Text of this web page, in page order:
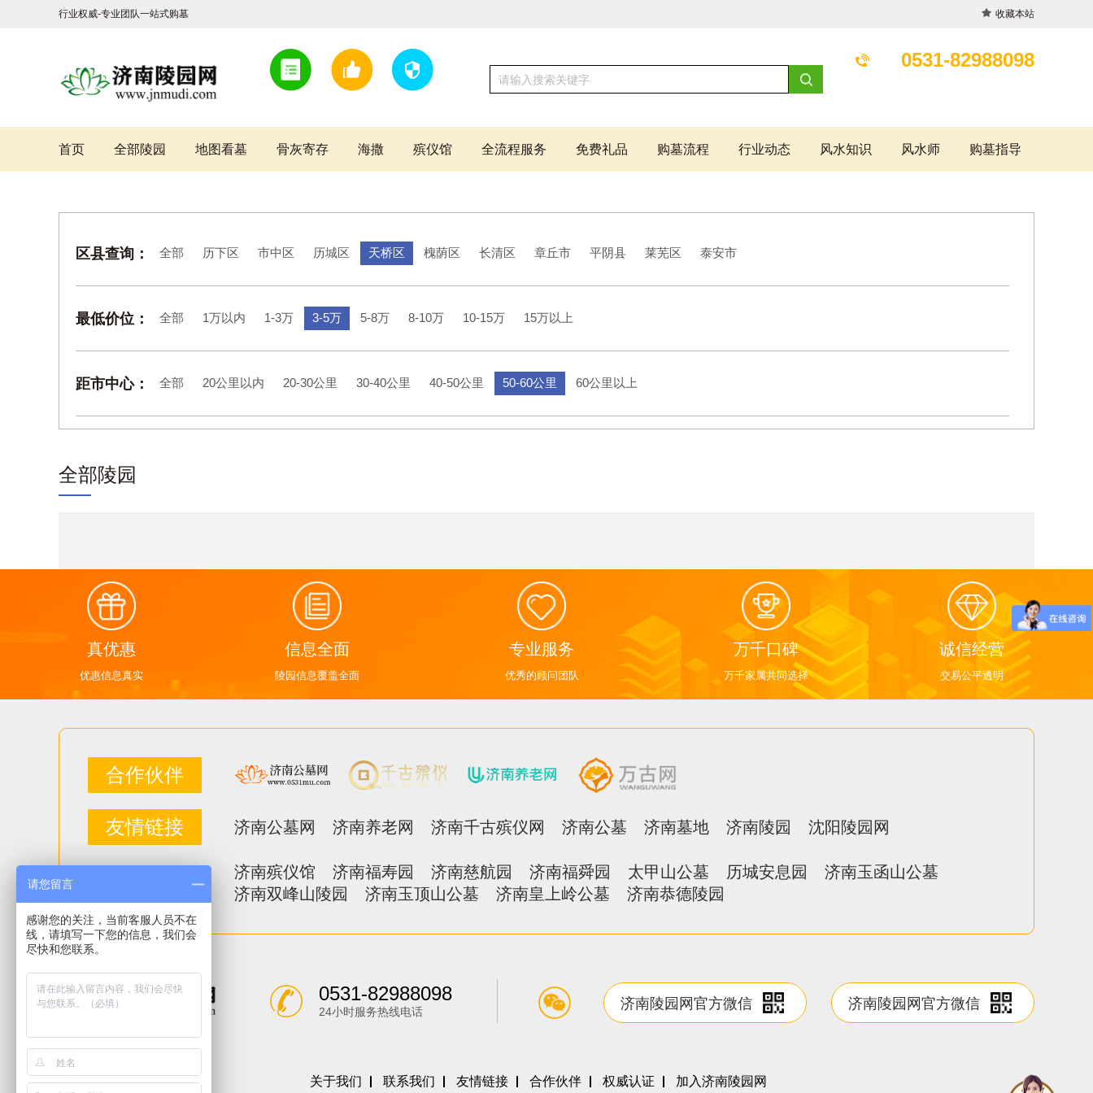
行业权威-专业团队一站式购墓 收藏本站
0531-82988098
首页 全部陵园 地图看墓 骨灰寄存 海撒 殡仪馆 全流程服务 免费礼品 购墓流程 行业动态 风水知识 风水师 购墓指导
区县查询： 全部 历下区 市中区 历城区 天桥区 槐荫区 长清区 章丘市 平阴县 莱芜区 泰安市
最低价位： 全部 1万以内 1-3万 3-5万 5-8万 8-10万 10-15万 15万以上
距市中心： 全部 20公里以内 20-30公里 30-40公里 40-50公里 50-60公里 60公里以上
全部陵园
真优惠
优惠信息真实
信息全面
陵园信息覆盖全面
专业服务
优秀的顾问团队
万千口碑
万千家属共同选择
诚信经营
交易公平透明
合作伙伴
友情链接 济南公墓网 济南养老网 济南千古殡仪网 济南公墓 济南墓地 济南陵园 沈阳陵园网
济南殡仪馆 济南福寿园 济南慈航园 济南福舜园 太甲山公墓 历城安息园
济南玉函山公墓
济南双峰山陵园
济南玉顶山公墓 济南皇上岭公墓 济南恭德陵园
0531-82988098
24小时服务热线电话 济南陵园网官方微信 济南陵园网官方微信
关于我们 联系我们 友情链接 合作伙伴 权威认证 加入济南陵园网
请您留言
感谢您的关注，当前客服人员不在
线，请填写一下您的信息，我们会
尽快和您联系。